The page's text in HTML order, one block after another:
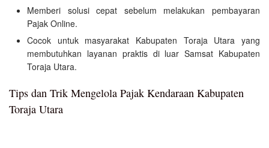
Memberi solusi cepat sebelum melakukan pembayaran
Pajak Online.
Cocok untuk masyarakat Kabupaten Toraja Utara yang
membutuhkan layanan praktis di luar Samsat Kabupaten
Toraja Utara.
Tips dan Trik Mengelola Pajak Kendaraan Kabupaten
Toraja Utara